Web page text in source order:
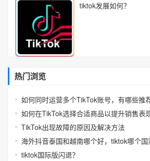
tiktok发展如何？
热门浏览
如何同时运营多个TikTok账号，有哪些推
如何在TikTok选择合适商品以提升销售表
TikTok出现故障的原因及解决方法
海外抖音泰国和越南哪个好，tiktok哪个国
tiktok国际版闪退？